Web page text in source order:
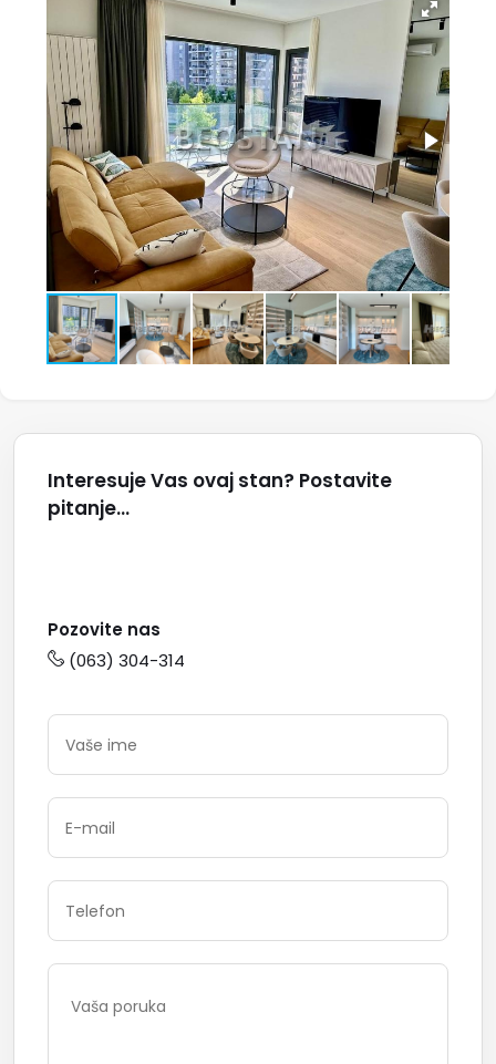
Interesuje Vas ovaj stan? Postavite
pitanje...
Pozovite nas
(063) 304-314